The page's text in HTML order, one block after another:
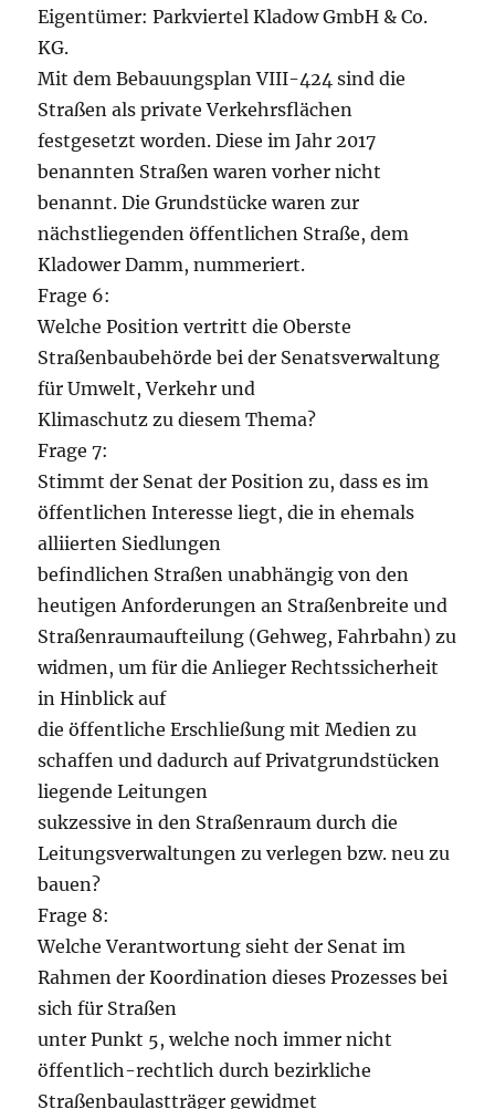
Eigentümer: Parkviertel Kladow GmbH & Co.
KG.
Mit dem Bebauungsplan VIII-424 sind die
Straßen als private Verkehrsflächen
festgesetzt worden. Diese im Jahr 2017
benannten Straßen waren vorher nicht
benannt. Die Grundstücke waren zur
nächstliegenden öffentlichen Straße, dem
Kladower Damm, nummeriert.
Frage 6:
Welche Position vertritt die Oberste
Straßenbaubehörde bei der Senatsverwaltung
für Umwelt, Verkehr und
Klimaschutz zu diesem Thema?
Frage 7:
Stimmt der Senat der Position zu, dass es im
öffentlichen Interesse liegt, die in ehemals
alliierten Siedlungen
befindlichen Straßen unabhängig von den
heutigen Anforderungen an Straßenbreite und
Straßenraumaufteilung (Gehweg, Fahrbahn) zu
widmen, um für die Anlieger Rechtssicherheit
in Hinblick auf
die öffentliche Erschließung mit Medien zu
schaffen und dadurch auf Privatgrundstücken
liegende Leitungen
sukzessive in den Straßenraum durch die
Leitungsverwaltungen zu verlegen bzw. neu zu
bauen?
Frage 8:
Welche Verantwortung sieht der Senat im
Rahmen der Koordination dieses Prozesses bei
sich für Straßen
unter Punkt 5, welche noch immer nicht
öffentlich-rechtlich durch bezirkliche
Straßenbaulastträger gewidmet